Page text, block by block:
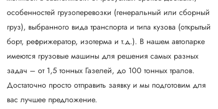
особенностей грузоперевозки (генеральный или сборный
груз), выбранного вида транспорта и типа кузова (открытый
борт, рефрижератор, изотерма и т.д.). В нашем автопарке
имеются грузовые машины для решения самых разных
задач – от 1,5 тонных Газелей, до 100 тонных тралов.
Достаточно просто отправить заявку и мы подготовим для
вас лучшее предложение.